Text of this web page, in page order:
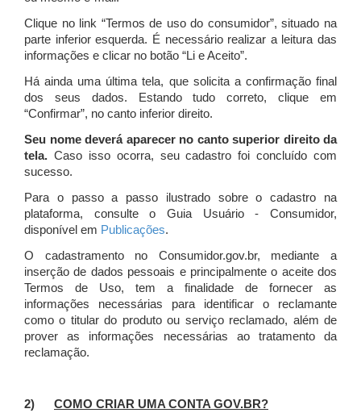
Clique no link “Termos de uso do consumidor”, situado na
parte inferior esquerda. É necessário realizar a leitura das
informações e clicar no botão “Li e Aceito”.
Há ainda uma última tela, que solicita a confirmação final
dos seus dados. Estando tudo correto, clique em
“Confirmar”, no canto inferior direito.
Seu nome deverá aparecer no canto superior direito da
tela. Caso isso ocorra, seu cadastro foi concluído com
sucesso.
Para o passo a passo ilustrado sobre o cadastro na
plataforma, consulte o Guia Usuário - Consumidor,
disponível em Publicações.
O cadastramento no Consumidor.gov.br, mediante a
inserção de dados pessoais e principalmente o aceite dos
Termos de Uso, tem a finalidade de fornecer as
informações necessárias para identificar o reclamante
como o titular do produto ou serviço reclamado, além de
prover as informações necessárias ao tratamento da
reclamação.
2) COMO CRIAR UMA CONTA GOV.BR?